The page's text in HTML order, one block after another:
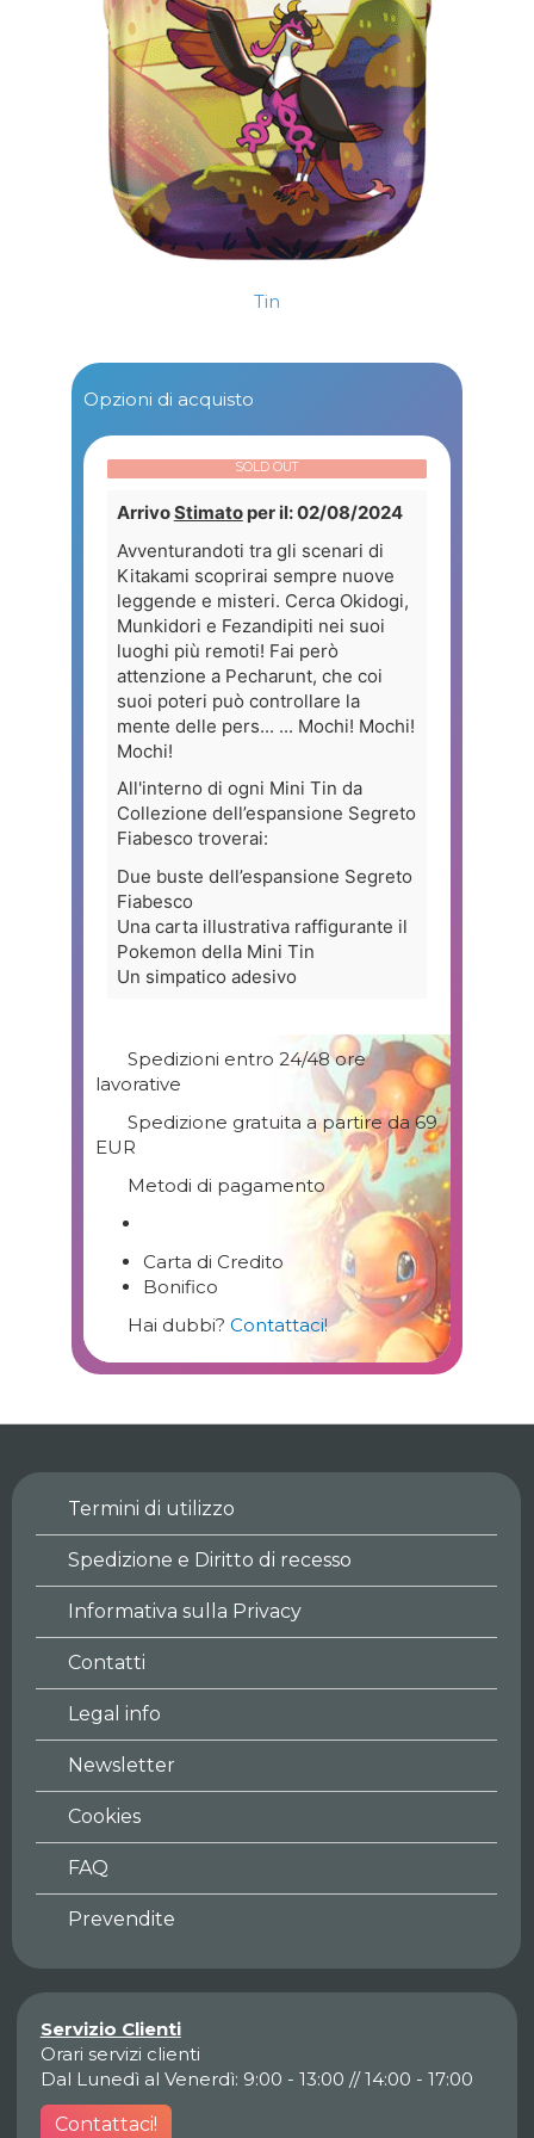
Tin
Opzioni di acquisto
Spedizioni entro 24/48 ore
lavorative
Spedizione gratuita a partire da 69
EUR
Metodi di pagamento
Carta di Credito
Bonifico
Hai dubbi? Contattaci!
SOLD OUT
ArrivoStimatoper il: 02/08/2024
Avventurandoti tra gli scenari di
Kitakami scoprirai sempre nuove
leggende e misteri. Cerca Okidogi,
Munkidori e Fezandipiti nei suoi
luoghi più remoti! Fai però
attenzione a Pecharunt, che coi
suoi poteri può controllare la
mente delle pers... ... Mochi! Mochi!
Mochi!
All'interno di ogni Mini Tin da
Collezione dell’espansione Segreto
Fiabesco troverai:
Due buste dell’espansione Segreto
Fiabesco
Una carta illustrativa raffigurante il
Pokemon della Mini Tin
Un simpatico adesivo
Termini di utilizzo
Spedizione e Diritto di recesso
Informativa sulla Privacy
Contatti
Legal info
Newsletter
Cookies
FAQ
Prevendite
Servizio Clienti
Orari servizi clienti
Dal Lunedì al Venerdì: 9:00 - 13:00 // 14:00 - 17:00
Contattaci!